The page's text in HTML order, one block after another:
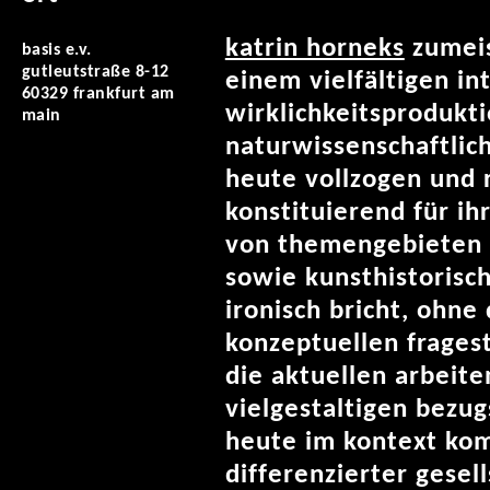
basis e.v.
gutleutstraße 8-12
60329 frankfurt am
main
katrin horneks
einem vielfältigen
heute vollzogen
konstituierend für
von
sowie
ironisch bricht, ohne
konzeptuellen
die aktuellen
vielgestaltigen
heute im kontext
differenzierter